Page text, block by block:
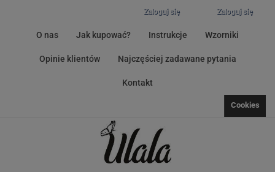
Zaloguj się
Zaloguj się
O nas Jak kupować? Instrukcje Wzorniki
Opinie klientów Najczęściej zadawane pytania
Kontakt
Cookies